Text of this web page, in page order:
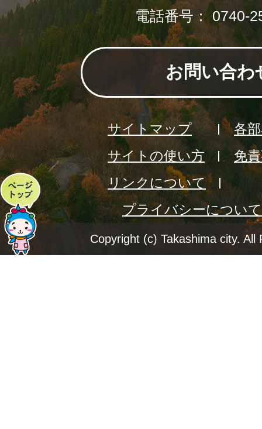
ペ
ー
ジ
電話番号： 0740-
お問い合わ
サイトマップ
各
サイトの使い方
免
リンクについて
プライバシーについて
Copyright (c) Takashima city. All